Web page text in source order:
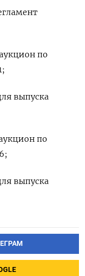
по
выпуска
по
выпуска